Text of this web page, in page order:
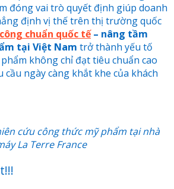
đóng vai trò quyết định giúp doanh
định vị thế trên thị trường quốc
chuẩn quốc tế– nâng tầm
tại Việt Nam trở thành yếu tố
không chỉ đạt tiêu chuẩn cao
cầu ngày càng khắt khe của khách
cứu công thức mỹ phẩm tại nhà
La Terre France